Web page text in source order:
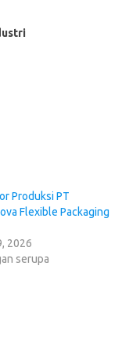
Produksi PT
Flexible Packaging
2026
serupa